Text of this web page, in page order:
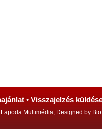
• Visszajelzés
Multimédia, Designed by